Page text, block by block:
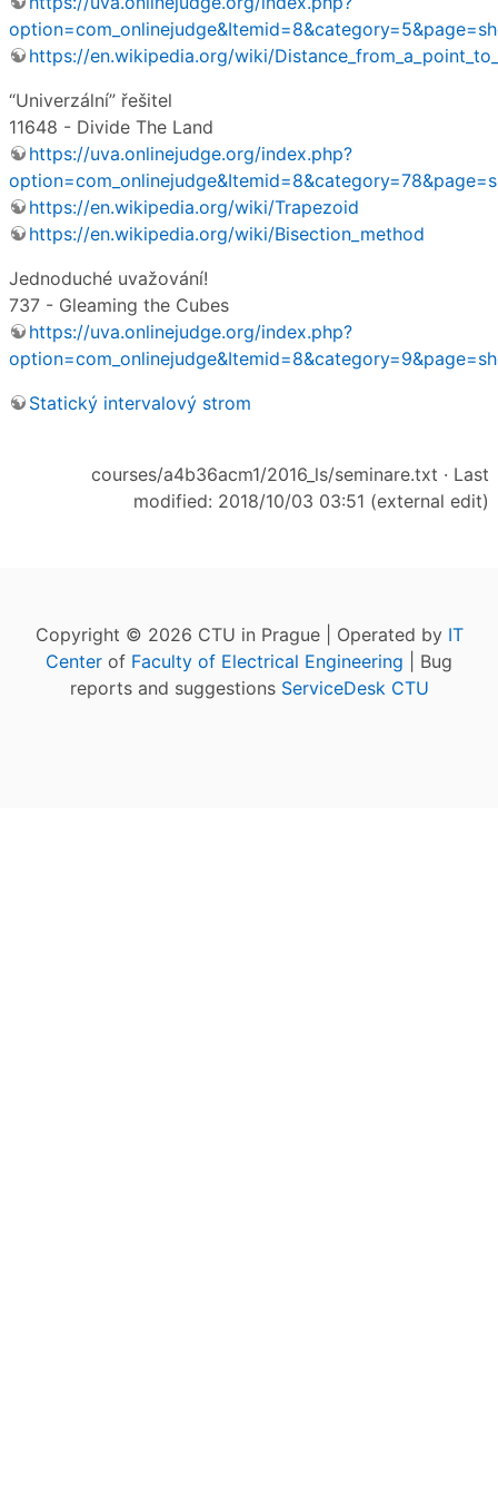
https://en.wikipedia.org/wiki/
“Univerzální” řešitel
11648 - Divide The Land
https://uva.onlinejudge.org/index.php?
https://en.wikipedia.org/wiki/Trapezoid
https://en.wikipedia.org/wiki/Bisection_method
Jednoduché uvažování!
737 - Gleaming the Cubes
https://uva.onlinejudge.org/index.php?
Statický intervalový strom
courses/a4b36acm1/2016_ls/seminare.txt · Last
modified: 2018/10/03 03:51 (external edit)
Copyright © 2026 CTU in Prague | Operated by IT
Center of Faculty of Electrical Engineering | Bug
reports and suggestions ServiceDesk CTU